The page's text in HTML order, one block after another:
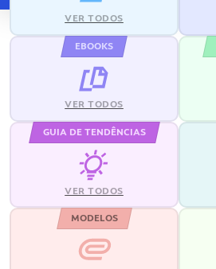
VER TODOS
EBOOKS
VER TODOS
GUIA DE TENDÊNCIAS
VER TODOS
MODELOS